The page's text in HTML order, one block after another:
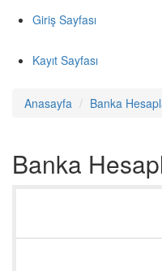
Giriş Sayfası
Kayıt Sayfası
Anasayfa Banka
Banka